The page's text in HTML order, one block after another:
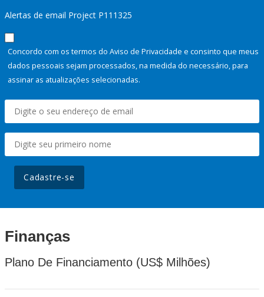
Alertas de email Project P111325
Concordo com os termos do Aviso de Privacidade e consinto que meus
dados pessoais sejam processados, na medida do necessário, para
assinar as atualizações selecionadas.
Cadastre-se
Finanças
Plano De Financiamento (US$ Milhões)